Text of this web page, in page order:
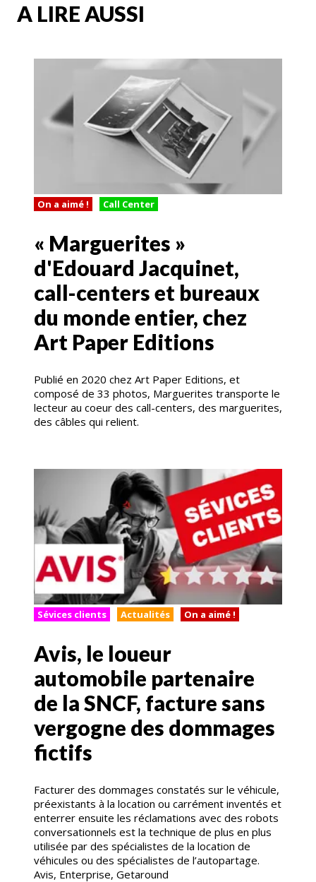
A LIRE AUSSI
On a aimé ! Call Center
« Marguerites »
d'Edouard Jacquinet,
call-centers et bureaux
du monde entier, chez
Art Paper Editions
Publié en 2020 chez Art Paper Editions, et
composé de 33 photos, Marguerites transporte le
lecteur au coeur des call-centers, des marguerites,
des câbles qui relient.
Sévices clients Actualités On a aimé !
Avis, le loueur
automobile partenaire
de la SNCF, facture sans
vergogne des dommages
fictifs
Facturer des dommages constatés sur le véhicule,
préexistants à la location ou carrément inventés et
enterrer ensuite les réclamations avec des robots
conversationnels est la technique de plus en plus
utilisée par des spécialistes de la location de
véhicules ou des spécialistes de l’autopartage.
Avis, Enterprise, Getaround